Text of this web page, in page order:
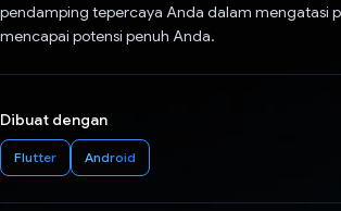
pendamping tepercaya Anda dalam mengatasi
mencapai potensi penuh Anda.
Dibuat dengan
Flutter Android